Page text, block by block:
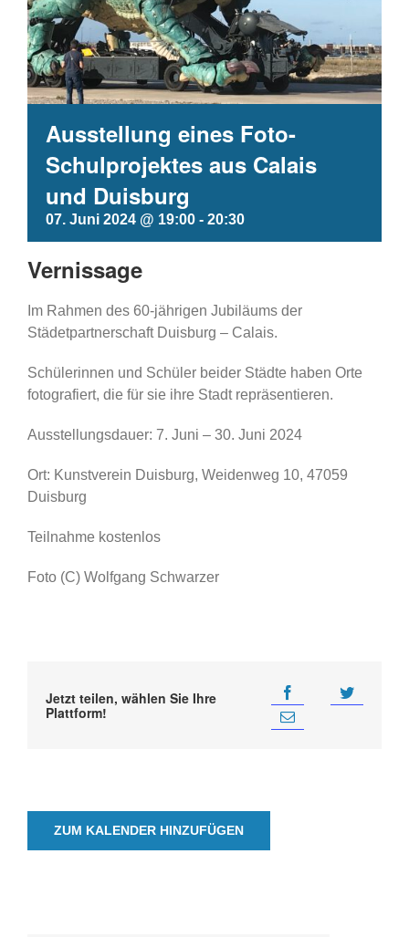
Ausstellung eines Foto-
Schulprojektes aus Calais
und Duisburg
07. Juni 2024 @ 19:00 - 20:30
Vernissage
Im Rahmen des 60-jährigen Jubiläums der
Städetpartnerschaft Duisburg – Calais.
Schülerinnen und Schüler beider Städte haben Orte
fotografiert, die für sie ihre Stadt repräsentieren.
Ausstellungsdauer: 7. Juni – 30. Juni 2024
Ort: Kunstverein Duisburg, Weidenweg 10, 47059
Duisburg
Teilnahme kostenlos
Foto (C) Wolfgang Schwarzer
Jetzt teilen, wählen Sie Ihre
Plattform!
ZUM KALENDER HINZUFÜGEN